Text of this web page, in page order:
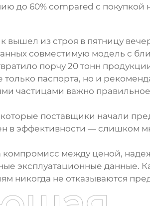
до 60% compared с покупкой
вышел из строя в пятницу
совместимую модель с
порчу 20 тонн
паспорта, но и
частицами важно
поставщики начали
в эффективности — слишком
компромисс между ценой,
эксплуатационные данные.
не отказываются